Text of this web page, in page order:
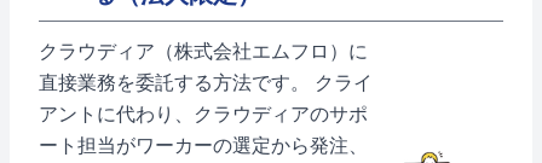
クラウディア（株式会社エムフロ）に
直接業務を委託する方法です。 クライ
アントに代わり、クラウディアのサポ
ート担当がワーカーの選定から発注、